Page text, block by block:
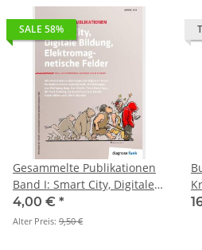
SALE 58%
Gesammelte Publikationen
Band I: Smart City, Digitale
Bildung, Elektromagnetische
Felder
4,00 € *
Alter Preis: 9,50 €